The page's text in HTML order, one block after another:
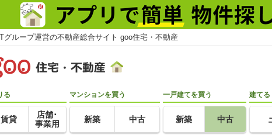
グループ運営の不動産総合サイト goo住宅・不動産
る
賃貸
店舗･
事業用
マンションを買う
新築 中古
一戸建てを買う
新築 中古
建てる